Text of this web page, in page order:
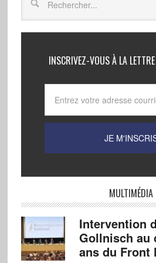
INSCRIVEZ-VOUS À LA
MULTIMÉDIA
Intervention
Gollnisch au
ans du Front